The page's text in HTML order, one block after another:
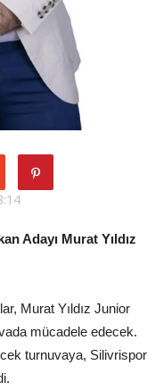
Adayı Murat Yıldız
Murat Yıldız Junior
mücadele edecek.
turnuvaya, Silivrispor